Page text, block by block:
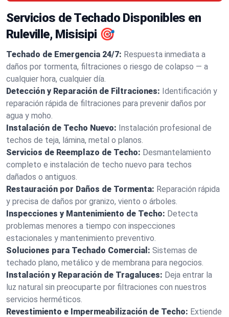
Servicios de Techado Disponibles en
Ruleville, Misisipi 🎯
Techado de Emergencia 24/7: Respuesta inmediata a
daños por tormenta, filtraciones o riesgo de colapso — a
cualquier hora, cualquier día.
Detección y Reparación de Filtraciones: Identificación y
reparación rápida de filtraciones para prevenir daños por
agua y moho.
Instalación de Techo Nuevo: Instalación profesional de
techos de teja, lámina, metal o planos.
Servicios de Reemplazo de Techo: Desmantelamiento
completo e instalación de techo nuevo para techos
dañados o antiguos.
Restauración por Daños de Tormenta: Reparación rápida
y precisa de daños por granizo, viento o árboles.
Inspecciones y Mantenimiento de Techo: Detecta
problemas menores a tiempo con inspecciones
estacionales y mantenimiento preventivo.
Soluciones para Techado Comercial: Sistemas de
techado plano, metálico y de membrana para negocios.
Instalación y Reparación de Tragaluces: Deja entrar la
luz natural sin preocuparte por filtraciones con nuestros
servicios herméticos.
Revestimiento e Impermeabilización de Techo: Extiende